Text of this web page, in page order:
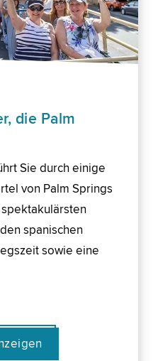
die Palm
Sie durch einige
von Palm Springs
spanischen
sowie eine